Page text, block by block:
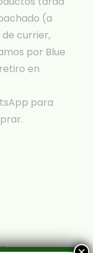
(a
currier,
por Blue
en
para